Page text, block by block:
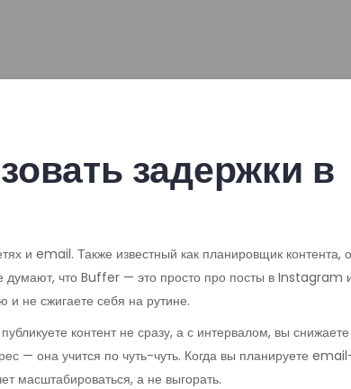
задержки в
и email. Также известный как планировщик контента,
думают, что Buffer — это просто про посты в Instagram
и не сжигаете себя на рутине.
контент не сразу, а с интервалом, вы
— она учится по чуть-чуть. Когда вы планируете
масштабироваться, а не выгорать.